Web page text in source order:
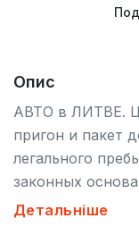
Опис
АВТО в ЛИТВЕ.
пригон и пакет
легального
законных
растаможки
Детальніше